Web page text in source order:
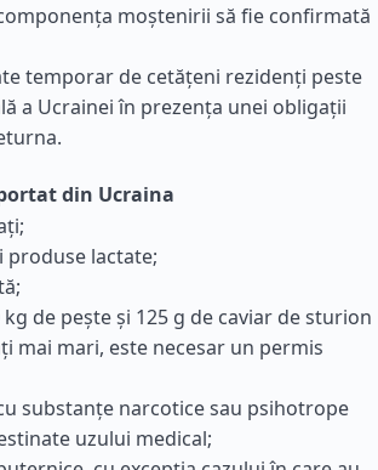
moștenirii să fie confirmată
temporar de cetățeni rezidenți peste
a Ucrainei în prezența unei obligații
din Ucraina
produse lactate;
de pește și 125 g de caviar de sturion
mai mari, este necesar un permis
substanțe narcotice sau psihotrope
uzului medical;